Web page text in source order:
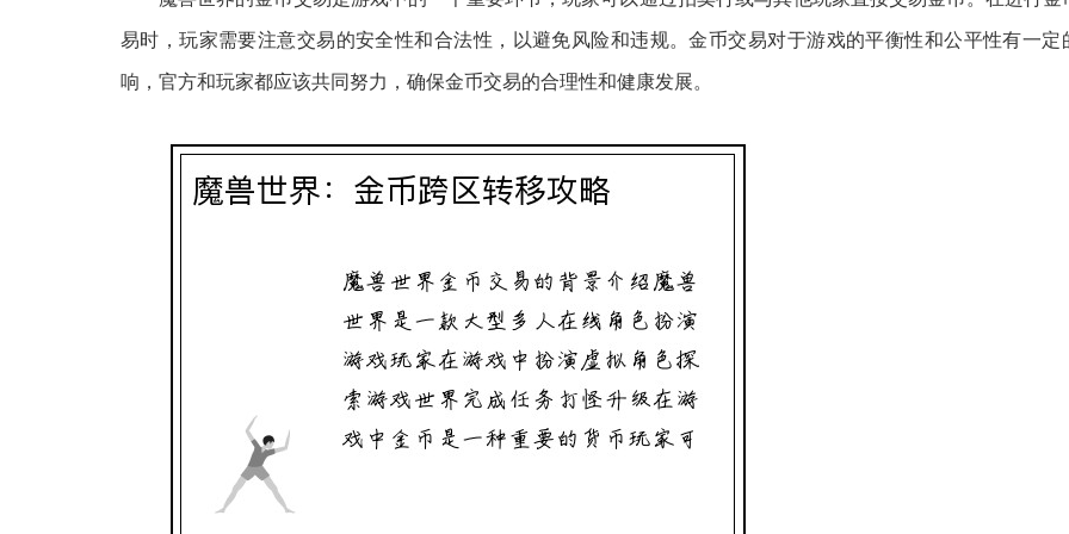
易时，玩家需要注意交易的安全性和合法性，以避免风险和违规。金币交易对于游戏的平衡性和公平性有一定
响，官方和玩家都应该共同努力，确保金币交易的合理性和健康发展。